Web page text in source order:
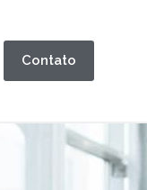
Contato